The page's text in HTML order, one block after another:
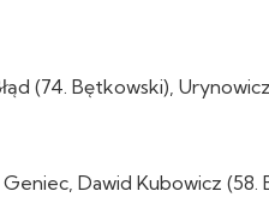
(74. Bętkowski),
Dawid Kubowicz (58.